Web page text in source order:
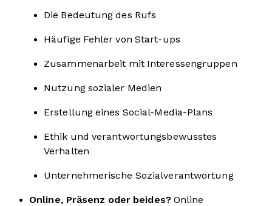
Die Bedeutung des Rufs
Häufige Fehler von Start-ups
Zusammenarbeit mit Interessengruppen
Nutzung sozialer Medien
Erstellung eines Social-Media-Plans
Ethik und verantwortungsbewusstes
Verhalten
Unternehmerische Sozialverantwortung
Online, Präsenz oder beides?Online